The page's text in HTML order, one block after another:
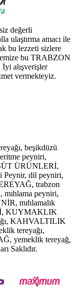
değerli
ulaştırma amacı ile
bu lezzeti sizlere
bu TRABZON
alışverişler
vermekteyiz.
beşikdüzü
peyniri,
ÜRÜNLERİ,
Peynir, dil peyniri,
trabzon
mıhlama peyniri,
mıhlamalık
KUYMAKLIK
KAHVALTILIK
tereyağı,
yemeklik tereyağ,
Saklıdır.